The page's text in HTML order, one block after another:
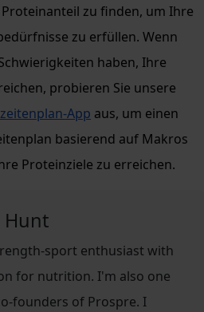
zu finden, um Ihre
zu erfüllen. Wenn
haben, Ihre
probieren Sie unsere
App aus, um einen
basierend auf Makros
Proteinziele zu erreichen.
Hunt
sport enthusiast with
for nutrition. I'm also one
founders of Prospre. I